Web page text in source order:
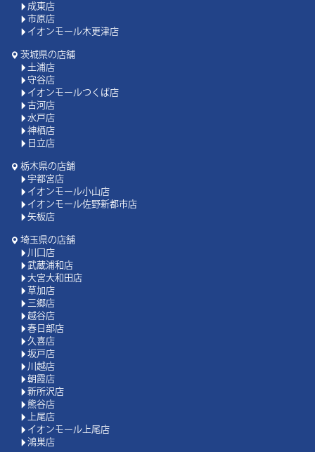
成東店
市原店
イオンモール木更津店
茨城県の店舗
土浦店
守谷店
イオンモールつくば店
古河店
水戸店
神栖店
日立店
栃木県の店舗
宇都宮店
イオンモール小山店
イオンモール佐野新都市店
矢板店
埼玉県の店舗
川口店
武蔵浦和店
大宮大和田店
草加店
三郷店
越谷店
春日部店
久喜店
坂戸店
川越店
朝霞店
新所沢店
熊谷店
上尾店
イオンモール上尾店
鴻巣店